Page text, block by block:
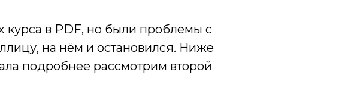
в PDF, но были проблемы с
на нём и остановился. Ниже
подробнее рассмотрим второй